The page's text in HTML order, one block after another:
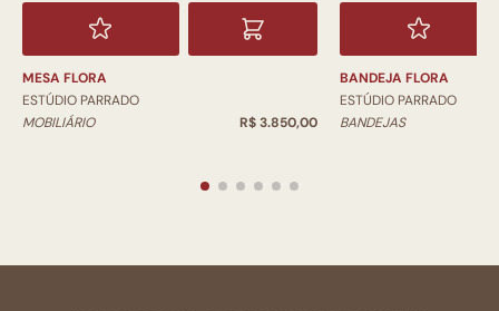
MESA FLORA
ESTÚDIO PARRADO
MOBILIÁRIO
R$ 3.850,00
BANDEJA FLORA
ESTÚDIO PARRADO
BANDEJAS